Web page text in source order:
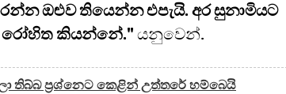
ඔළුව තියෙන්න එපැයි. අර සුනාමියට
රෝහිත කියන්නේ." යනුවෙන්.
තිබ්බ ප්‍රශ්නෙට කෙළින් උත්තරේ හම්බෙයි